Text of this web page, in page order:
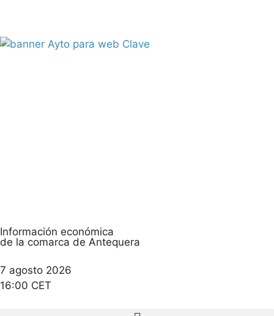
Información económica
de la comarca de Antequera
7 agosto 2026
16:00 CET